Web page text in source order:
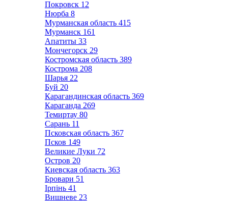
Покровск 12
Нюрба 8
Мурманская область 415
Мурманск 161
Апатиты 33
Мончегорск 29
Костромская область 389
Кострома 208
Шарья 22
Буй 20
Карагандинская область 369
Караганда 269
Темиртау 80
Сарань 11
Псковская область 367
Псков 149
Великие Луки 72
Остров 20
Киевская область 363
Бровари 51
Ірпінь 41
Вишневе 23